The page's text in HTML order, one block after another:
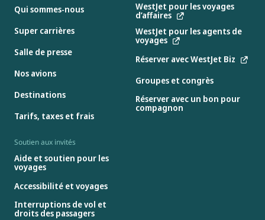
Qui sommes-nous
Super carrières
Salle de presse
Nos avions
Destinations
Tarifs, taxes et frais
WestJet pour les voyages
d’affaires
WestJet pour les agents de
voyages
Réserver avec WestJet Biz
Groupes et congrès
Réserver avec un bon pour
compagnon
Soutien aux invités
Aide et soutien pour les
voyages
Accessibilité et voyages
Interruptions de vol et
droits des passagers